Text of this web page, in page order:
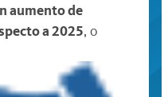
aumento de
a 2025, o